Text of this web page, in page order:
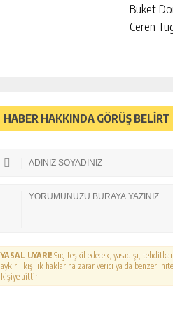
Buket
Ceren
HABER HAKKINDA GÖRÜŞ BELİRT
YASAL UYARI! Suç teşkil edecek, yasadışı,
aykırı, kişilik haklarına zarar verici ya da benzeri
kişiye aittir.
GÜNLÜK HABER
YÖNETICI